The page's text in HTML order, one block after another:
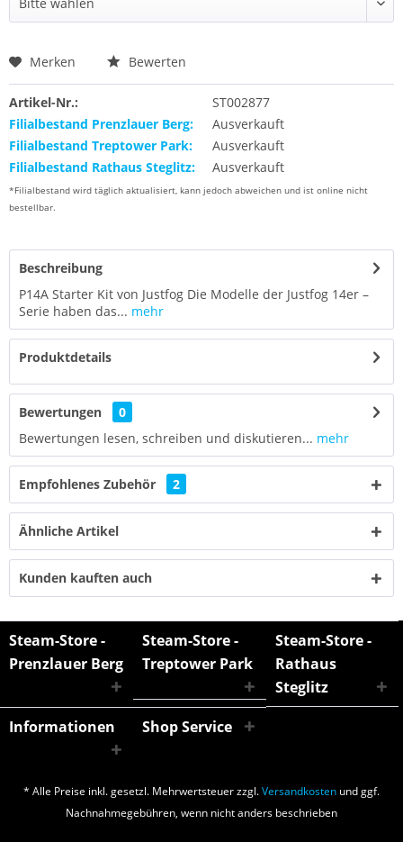
Merken Bewerten
Artikel-Nr.:
ST002877
Filialbestand Prenzlauer Berg:
Ausverkauft
Filialbestand Treptower Park:
Ausverkauft
Filialbestand Rathaus Steglitz:
Ausverkauft
*Filialbestand wird täglich aktualisiert, kann jedoch abweichen und ist online nicht
bestellbar.
Beschreibung
P14A Starter Kit von Justfog Die Modelle der Justfog 14er –
Serie haben das... mehr
Produktdetails
Bewertungen
0
Bewertungen lesen, schreiben und diskutieren... mehr
Empfohlenes Zubehör 2
Ähnliche Artikel
Kunden kauften auch
Steam-Store -
Prenzlauer Berg
Steam-Store -
Treptower Park
Steam-Store -
Rathaus
Steglitz
Informationen
Shop Service
* Alle Preise inkl. gesetzl. Mehrwertsteuer zzgl.Versandkosten und ggf.
Nachnahmegebühren, wenn nicht anders beschrieben